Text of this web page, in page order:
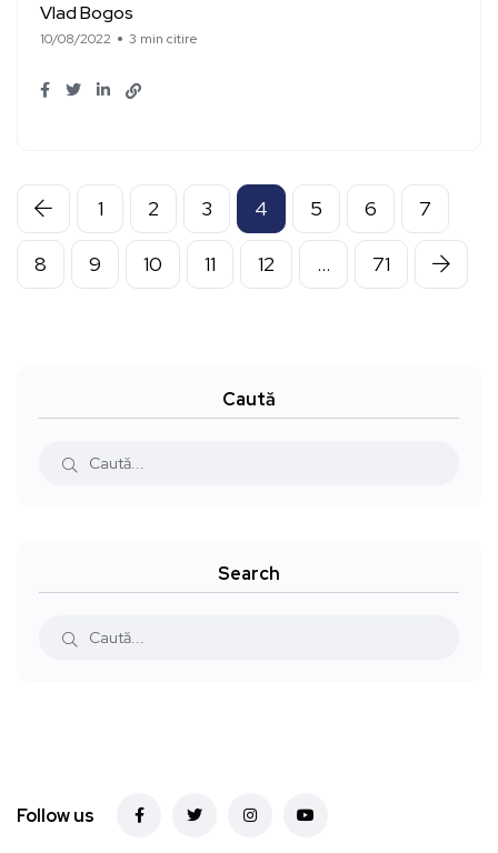
Vlad Bogos
10/08/2022 3 min citire
1 2 3 4 5 6 7
8 9 10 11 12 … 71
Caută
Search
Follow us